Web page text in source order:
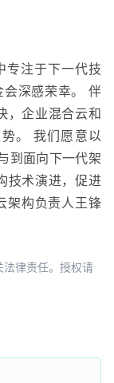
专注于下一代技
深感荣幸。 伴
，企业混合云和
。 我们愿意以
到面向下一代架
技术演进，促进
架构负责人王锋
法律责任。授权请